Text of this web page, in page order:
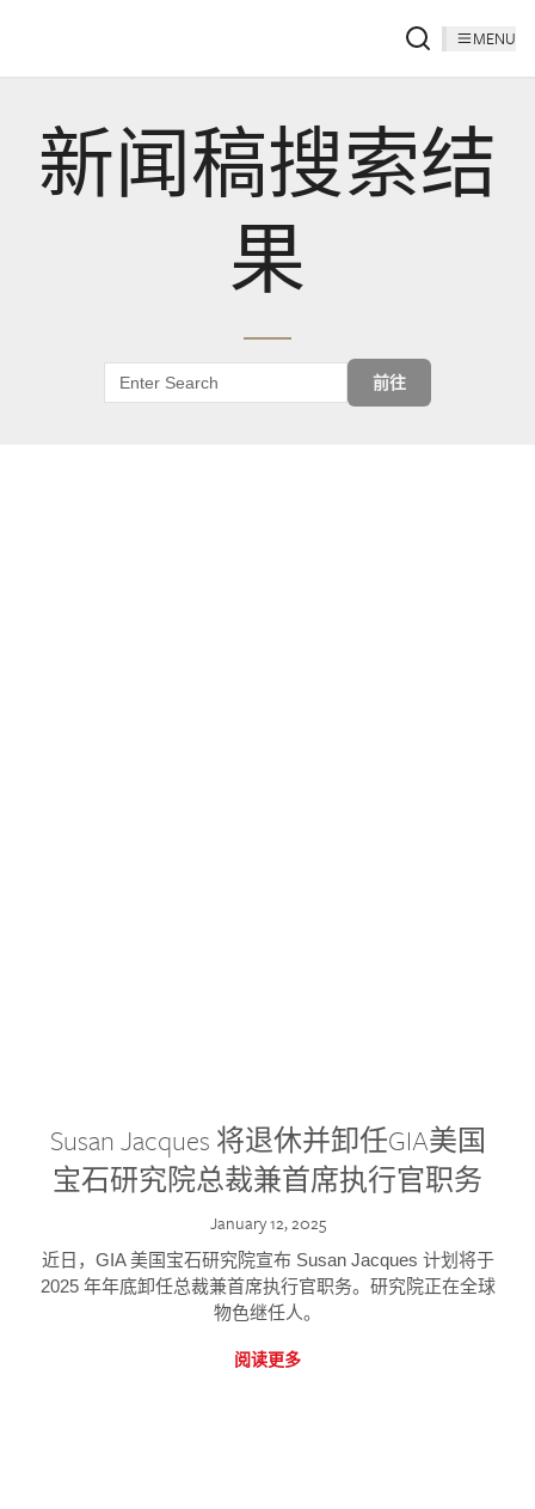
MENU
新闻稿搜索结
果
前往
Susan Jacques 将退休并卸任GIA美国
宝石研究院总裁兼首席执行官职务
January 12, 2025
近日，GIA 美国宝石研究院宣布 Susan Jacques 计划将于
2025 年年底卸任总裁兼首席执行官职务。研究院正在全球
物色继任人。
阅读更多